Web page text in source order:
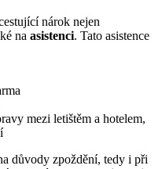
nárok nejen
na asistenci. Tato asistence
mezi letištěm a hotelem,
důvody zpoždění, tedy i při